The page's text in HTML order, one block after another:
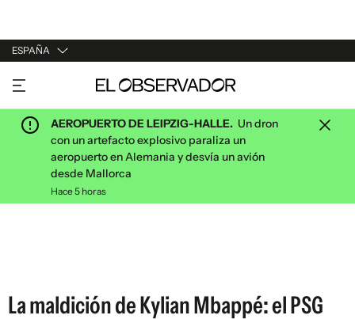
ESPAÑA
URUGUAY
ARGENTINA
ESPAÑA
ESTADOS UNIDOS
AEROPUERTO DE LEIPZIG-HALLE. Un dron
con un artefacto explosivo paraliza un
aeropuerto en Alemania y desvía un avión
desde Mallorca
Hace 5 horas
La maldición de Kylian Mbappé: el PSG